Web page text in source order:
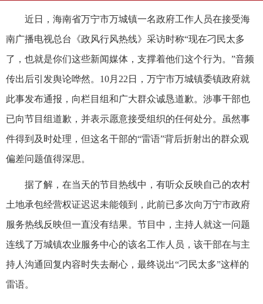
近日，海南省万宁市万城镇一名政府工作人员在接受海
南广播电视总台《政风行风热线》采访时称“现在刁民太多
了，也就是你们这些新闻媒体，支撑着他们这个行为。”音频
传出后引发舆论哗然。10月22日，万宁市万城镇委镇政府就
此事发布通报，向栏目组和广大群众诚恳道歉。涉事干部也
已向节目组道歉，并表示愿意接受组织的任何处分。虽然事
件得到及时处理，但这名干部的“雷语”背后折射出的群众观
偏差问题值得深思。
据了解，在当天的节目热线中，有听众反映自己的农村
土地承包经营权证迟迟未能领到，此前已多次向万宁市政府
服务热线反映但一直没有结果。节目中，主持人就这一问题
连线了万城镇农业服务中心的该名工作人员，该干部在与主
持人沟通回复内容时失去耐心，最终说出“刁民太多”这样的
雷语。